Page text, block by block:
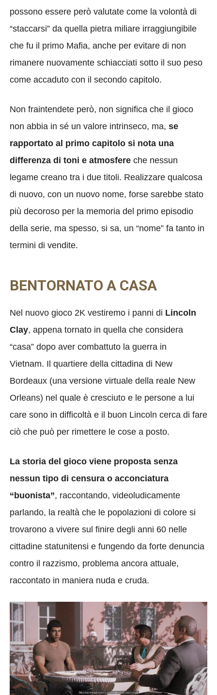
possono essere però valutate come la volontà di
“staccarsi” da quella pietra miliare irraggiungibile
che fu il primo Mafia, anche per evitare di non
rimanere nuovamente schiacciati sotto il suo peso
come accaduto con il secondo capitolo.
Non fraintendete però, non significa che il gioco
non abbia in sé un valore intrinseco, ma, se
rapportato al primo capitolo si nota una
differenza di toni e atmosfere che nessun
legame creano tra i due titoli. Realizzare qualcosa
di nuovo, con un nuovo nome, forse sarebbe stato
più decoroso per la memoria del primo episodio
della serie, ma spesso, si sa, un “nome” fa tanto in
termini di vendite.
BENTORNATO A CASA
Nel nuovo gioco 2K vestiremo i panni di Lincoln
Clay, appena tornato in quella che considera
“casa” dopo aver combattuto la guerra in
Vietnam. Il quartiere della cittadina di New
Bordeaux (una versione virtuale della reale New
Orleans) nel quale è cresciuto e le persone a lui
care sono in difficoltà e il buon Lincoln cerca di fare
ciò che può per rimettere le cose a posto.
La storia del gioco viene proposta senza
nessun tipo di censura o acconciatura
“buonista”, raccontando, videoludicamente
parlando, la realtà che le popolazioni di colore si
trovarono a vivere sul finire degli anni 60 nelle
cittadine statunitensi e fungendo da forte denuncia
contro il razzismo, problema ancora attuale,
raccontato in maniera nuda e cruda.